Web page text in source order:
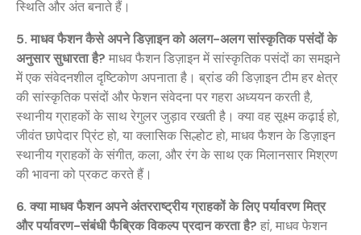
स्थिति और अंत बनाते हैं।
5. माधव फैशन कैसे अपने डिज़ाइन को अलग-अलग सांस्कृतिक पसंदों के
अनुसार सुधारता है? माधव फैशन डिज़ाइन में सांस्कृतिक पसंदों का समझने
में एक संवेदनशील दृष्टिकोण अपनाता है। ब्रांड की डिज़ाइन टीम हर क्षेत्र
की सांस्कृतिक पसंदों और फेशन संवेदना पर गहरा अध्ययन करती है,
स्थानीय ग्राहकों के साथ रेगुलर जुड़ाव रखती है। क्या वह सूक्ष्म कढ़ाई हो,
जीवंत छापेदार प्रिंट हो, या क्लासिक सिल्होट हो, माधव फैशन के डिज़ाइन
स्थानीय ग्राहकों के संगीत, कला, और रंग के साथ एक मिलानसार मिश्रण
की भावना को प्रकट करते हैं।
6. क्या माधव फैशन अपने अंतरराष्ट्रीय ग्राहकों के लिए पर्यावरण मित्र
और पर्यावरण-संबंधी फैब्रिक विकल्प प्रदान करता है? हां, माधव फेशन